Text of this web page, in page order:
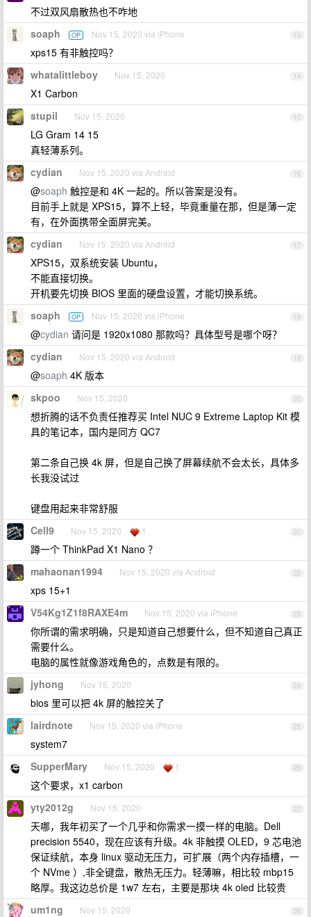
不过双风扇散热也不咋地
13
soaph OP Nov 15, 2020 via iPhone
xps15 有非触控吗？
14
whatalittleboy Nov 15, 2020
X1 Carbon
15
stupil Nov 15, 2020
LG Gram 14 15
真轻薄系列。
16
cydian Nov 15, 2020 via Android
@soaph 触控是和 4K 一起的。所以答案是没有。
目前手上就是 XPS15，算不上轻，毕竟重量在那，但是薄一定
有，在外面携带全面屏完美。
17
cydian Nov 15, 2020 via Android
XPS15，双系统安装 Ubuntu，
不能直接切换。
开机要先切换 BIOS 里面的硬盘设置，才能切换系统。
18
soaph OP Nov 15, 2020 via iPhone
@cydian 请问是 1920x1080 那款吗？具体型号是哪个呀？
19
cydian Nov 15, 2020 via Android
@soaph 4K 版本
20
skpoo Nov 15, 2020
想折腾的话不负责任推荐买 Intel NUC 9 Extreme Laptop Kit 模
具的笔记本，国内是同方 QC7
第二条自己换 4k 屏，但是自己换了屏幕续航不会太长，具体多
长我没试过
键盘用起来非常舒服
21
Cell9 Nov 15, 2020 1
蹲一个 ThinkPad X1 Nano ？
22
mahaonan1994 Nov 15, 2020 via Android
xps 15+1
23
V54Kg1Z1f8RAXE4m Nov 15, 2020 via iPhone
你所谓的需求明确，只是知道自己想要什么，但不知道自己真正
需要什么。
电脑的属性就像游戏角色的，点数是有限的。
24
jyhong Nov 15, 2020
bios 里可以把 4k 屏的触控关了
25
lairdnote Nov 15, 2020 via iPhone
system7
26
SupperMary Nov 15, 2020 1
这个要求，x1 carbon
27
yty2012g Nov 15, 2020
天哪，我年初买了一个几乎和你需求一摸一样的电脑。Dell
precision 5540，现在应该有升级。4k 非触摸 OLED，9 芯电池
保证续航，本身 linux 驱动无压力，可扩展（两个内存插槽，一
个 NVme ）,非全键盘，散热无压力。轻薄嘛，相比较 mbp15
略厚。我这边总价是 1w7 左右，主要是那块 4k oled 比较贵
28
um1ng Nov 15, 2020